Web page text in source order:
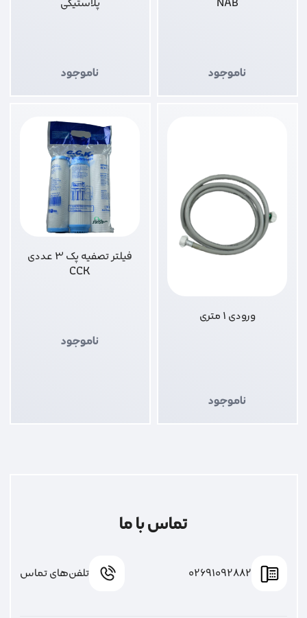
ناموجود ناموجود
ورودی 1 متری
ناموجود
فیلتر تصفیه پک 3 عددی
CCK
ناموجود
تماس با ما
02691092882 تلفن‌های تماس